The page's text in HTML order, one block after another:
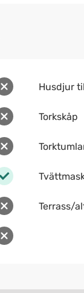
Husdjur
Torkskåp
Terrass/